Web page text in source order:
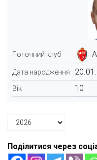
Поточний клуб
Дата народження
Вік 10
Поділитися через